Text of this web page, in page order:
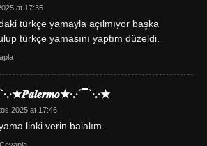
at 17:35
türkçe yamayla açılmıyor başka
türkçe yamasını yaptım düzeldi.
2025 at 17:46
linki verin balalım.